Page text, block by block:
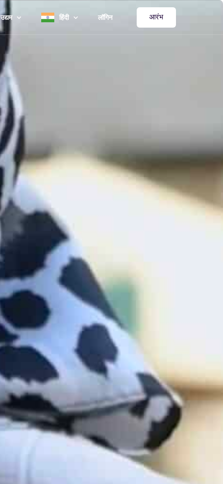
उद्यम
कॉर्पोरेट और उद्यम
चिकित्सक एवं क्लिनिक
सरकारी कार्यक्रम
गैर-लाभकारी संस्थाओं
खेल कार्यक्रम
हिंदी लॉगिन आरंभ